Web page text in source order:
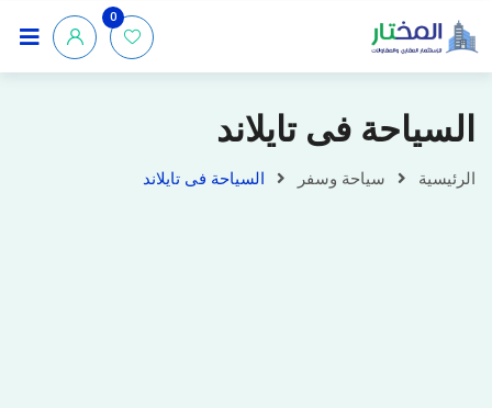
0
السياحة فى تايلاند
الرئيسية سياحة وسفر السياحة فى تايلاند